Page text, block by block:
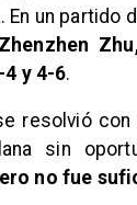
En un partido
y 4-6.
resolvió
sin
no fue